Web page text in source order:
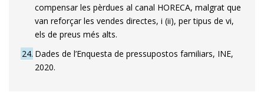
compensar les pèrdues al canal HORECA, malgrat que
van reforçar les vendes directes, i (ii), per tipus de vi,
els de preus més alts.
24 Dades de l’Enquesta de pressupostos familiars, INE,
2020.